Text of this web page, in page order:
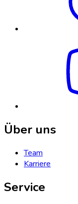
Über uns
Team
Karriere
Service